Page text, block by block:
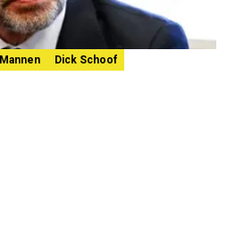
Mannen Dick Schoof